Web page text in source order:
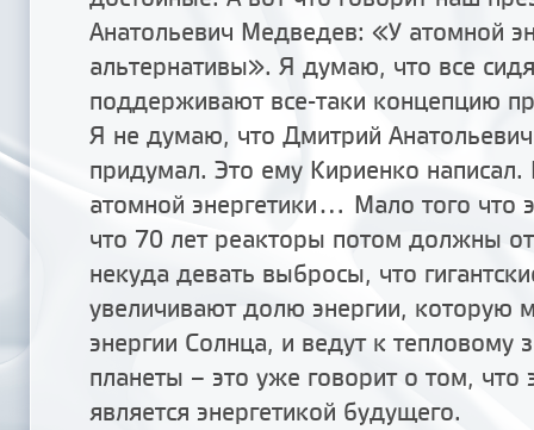
Анатольевич Медведев: «У атомной
альтернативы». Я думаю, что все
поддерживают все-таки концепцию
Я не думаю, что Дмитрий
придумал. Это ему Кириенко
атомной энергетики... Мало того что
что 70 лет реакторы потом должны
некуда девать выбросы, что
увеличивают долю энергии, которую
энергии Солнца, и ведут к тепловому
планеты – это уже говорит о том, что
является энергетикой будущего.